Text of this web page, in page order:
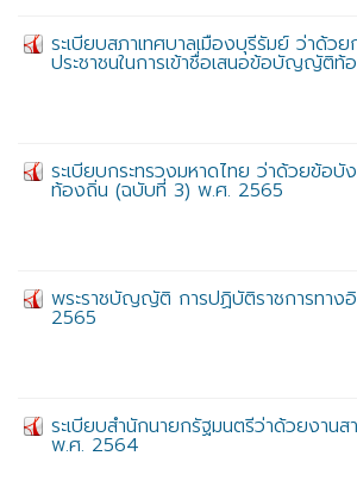
ระเบียบสภาเทศบาลเมืองบุรีรัมย์ ว่าด้วย
ประชาชนในการเข้าชื่อเสนอข้อบัญญัติ
ระเบียบกระทรวงมหาดไทย ว่าด้วยข้อบั
ท้องถิ่น (ฉบับที่ 3) พ.ศ. 2565
พระราชบัญญัติ การปฏิบัติราชการทาง
2565
ระเบียบสำนักนายกรัฐมนตรีว่าด้วยงา
พ.ศ. 2564